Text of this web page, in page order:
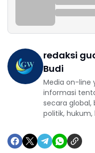
redaksi
Budi
Media on-line
informasi
secara global,
politik,